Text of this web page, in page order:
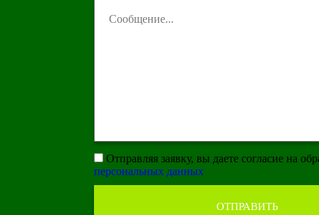
Отправляя заявку, вы даете согласие на
персональных данных